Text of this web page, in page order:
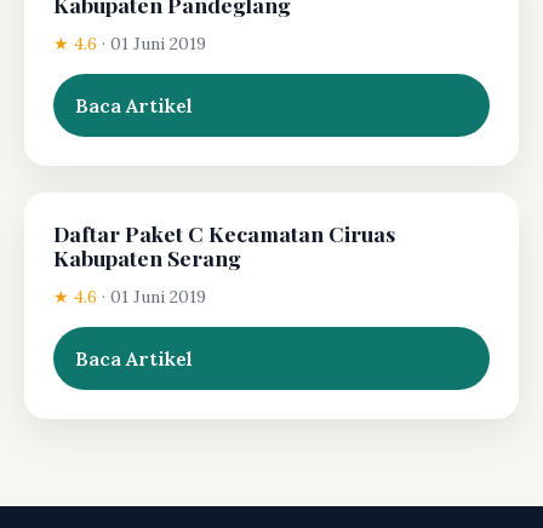
★ 4.6 · 01 Juni 2019
Baca Artikel
Daftar Paket C Kecamatan Ciruas
Kabupaten Serang
★ 4.6 · 01 Juni 2019
Baca Artikel